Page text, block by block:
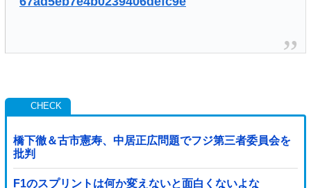
橋下徹＆古市憲寿、中居正広問題でフジ第三者委員会を
批判
F1のスプリントは何か変えないと面白くないよな